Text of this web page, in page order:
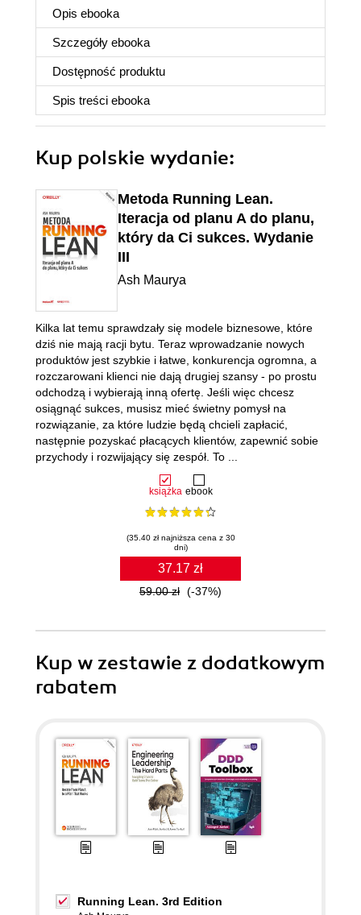
Opis ebooka
Szczegóły ebooka
Dostępność produktu
Spis treści ebooka
Kup polskie wydanie:
Metoda Running Lean.
Iteracja od planu A do planu,
który da Ci sukces. Wydanie
III
Ash Maurya
książka ebook
(35.40 zł najniższa cena z 30
dni)
37.17 zł
59.00 zł (-37%)
Kilka lat temu sprawdzały się modele biznesowe, które
dziś nie mają racji bytu. Teraz wprowadzanie nowych
produktów jest szybkie i łatwe, konkurencja ogromna, a
rozczarowani klienci nie dają drugiej szansy - po prostu
odchodzą i wybierają inną ofertę. Jeśli więc chcesz
osiągnąć sukces, musisz mieć świetny pomysł na
rozwiązanie, za które ludzie będą chcieli zapłacić,
następnie pozyskać płacących klientów, zapewnić sobie
przychody i rozwijający się zespół. To ...
Kup w zestawie z dodatkowym
rabatem
Running Lean. 3rd Edition